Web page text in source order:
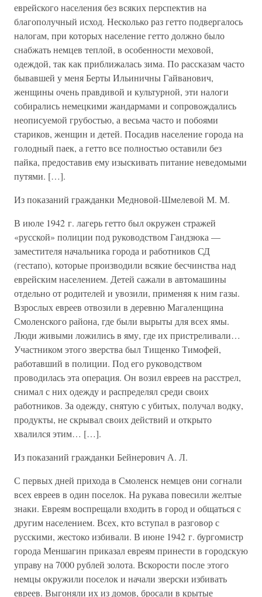
еврейского населения без всяких перспектив на
благополучный исход. Несколько раз гетто подвергалось
налогам, при которых население гетто должно было
снабжать немцев теплой, в особенности меховой,
одеждой, так как приближалась зима. По рассказам часто
бывавшей у меня Берты Ильиничны Гайванович,
женщины очень правдивой и культурной, эти налоги
собирались немецкими жандармами и сопровождались
неописуемой грубостью, а весьма часто и побоями
стариков, женщин и детей. Посадив население города на
голодный паек, а гетто все полностью оставили без
пайка, предоставив ему изыскивать питание неведомыми
путями. […].
Из показаний гражданки Медновой-Шмелевой М. М.
В июле 1942 г. лагерь гетто был окружен стражей
«русской» полиции под руководством Гандзюка —
заместителя начальника города и работников СД
(гестапо), которые производили всякие бесчинства над
еврейским населением. Детей сажали в автомашины
отдельно от родителей и увозили, применяя к ним газы.
Взрослых евреев отвозили в деревню Магаленщина
Смоленского района, где были вырыты для всех ямы.
Люди живыми ложились в яму, где их пристреливали…
Участником этого зверства был Тищенко Тимофей,
работавший в полиции. Под его руководством
проводилась эта операция. Он возил евреев на расстрел,
снимал с них одежду и распределял среди своих
работников. За одежду, снятую с убитых, получал водку,
продукты, не скрывал своих действий и открыто
хвалился этим… […].
Из показаний гражданки Бейнерович А. Л.
С первых дней прихода в Смоленск немцев они согнали
всех евреев в один поселок. На рукава повесили желтые
знаки. Евреям воспрещали входить в город и общаться с
другим населением. Всех, кто вступал в разговор с
русскими, жестоко избивали. В июне 1942 г. бургомистр
города Меншагин приказал евреям принести в городскую
управу на 7000 рублей золота. Вскорости после этого
немцы окружили поселок и начали зверски избивать
евреев. Выгоняли их из домов, бросали в крытые